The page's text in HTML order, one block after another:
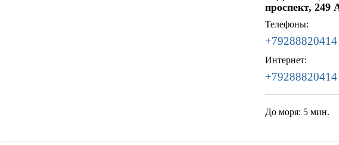
проспект, 249
Телефоны:
+79288820414
Интернет:
+79288820414
До моря: 5 мин.